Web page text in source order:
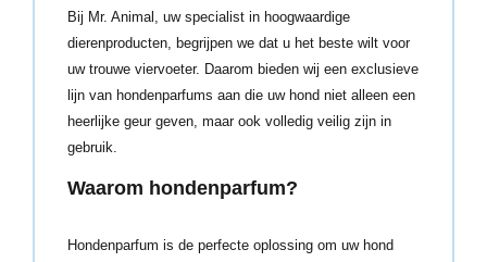
Bij Mr. Animal, uw specialist in hoogwaardige
dierenproducten, begrijpen we dat u het beste wilt voor
uw trouwe viervoeter. Daarom bieden wij een exclusieve
lijn van hondenparfums aan die uw hond niet alleen een
heerlijke geur geven, maar ook volledig veilig zijn in
gebruik.
Waarom hondenparfum?
Hondenparfum is de perfecte oplossing om uw hond